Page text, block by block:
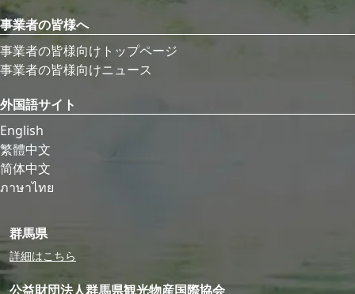
事業者の皆様へ
事業者の皆様向けトップページ
事業者の皆様向けニュース
外国語サイト
English
繁體中文
简体中文
ภาษาไทย
群馬県
詳細はこちら
公益財団法人群馬県観光物産国際協会